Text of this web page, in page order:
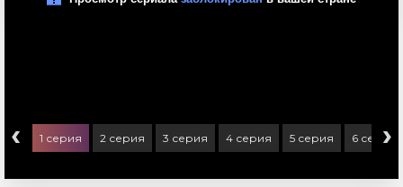
‹ 1 серия 2 серия 3 серия 4 серия 5 серия 6 серия
›